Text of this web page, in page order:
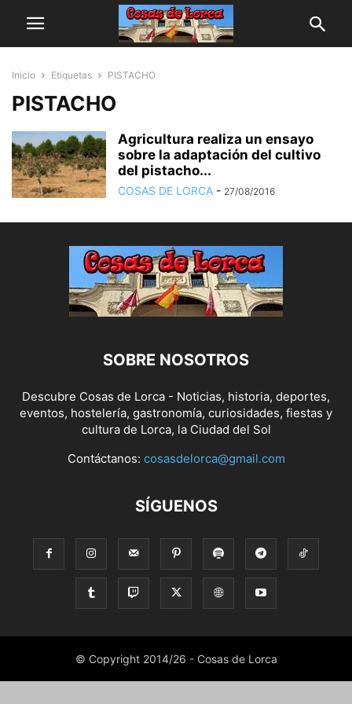
Inicio Etiquetas PISTACHO
PISTACHO
Agricultura realiza un ensayo
sobre la adaptación del cultivo
del pistacho...
COSAS DE LORCA - 27/08/2016
SOBRE NOSOTROS
Descubre Cosas de Lorca - Noticias, historia, deportes,
eventos, hostelería, gastronomía, curiosidades, fiestas y
cultura de Lorca, la Ciudad del Sol
Contáctanos: cosasdelorca@gmail.com
SÍGUENOS
© Copyright 2014/26 - Cosas de Lorca